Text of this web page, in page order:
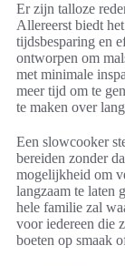
Er zijn talloze
Allereerst biedt
tijdsbesparing en
ontworpen om
met minimale
meer tijd om te
te maken over
Een slowcooker
bereiden zonder
mogelijkheid om
langzaam te laten
hele familie zal
voor iedereen die
boeten op smaak